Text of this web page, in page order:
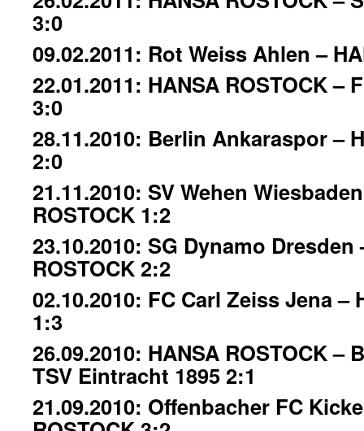
3:0
09.02.2011: Rot Weiss Ahlen –
22.01.2011: HANSA ROSTOCK –
3:0
28.11.2010: Berlin Ankaraspor –
2:0
21.11.2010: SV Wehen
ROSTOCK 1:2
23.10.2010: SG Dynamo Dresden
ROSTOCK 2:2
02.10.2010: FC Carl Zeiss Jena –
1:3
26.09.2010: HANSA ROSTOCK –
TSV Eintracht 1895 2:1
21.09.2010: Offenbacher FC